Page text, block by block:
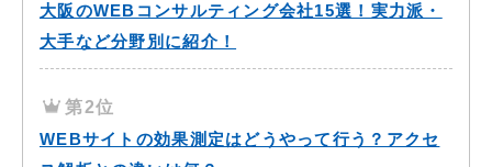
大阪のWEBコンサルティング会社15選！実力派・
大手など分野別に紹介！
第2位
WEBサイトの効果測定はどうやって行う？アクセ